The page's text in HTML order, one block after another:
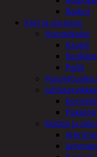
Radiot
Koti ja sisustus
Huonekalut
Kaapit
Peilit
Keittiö ja